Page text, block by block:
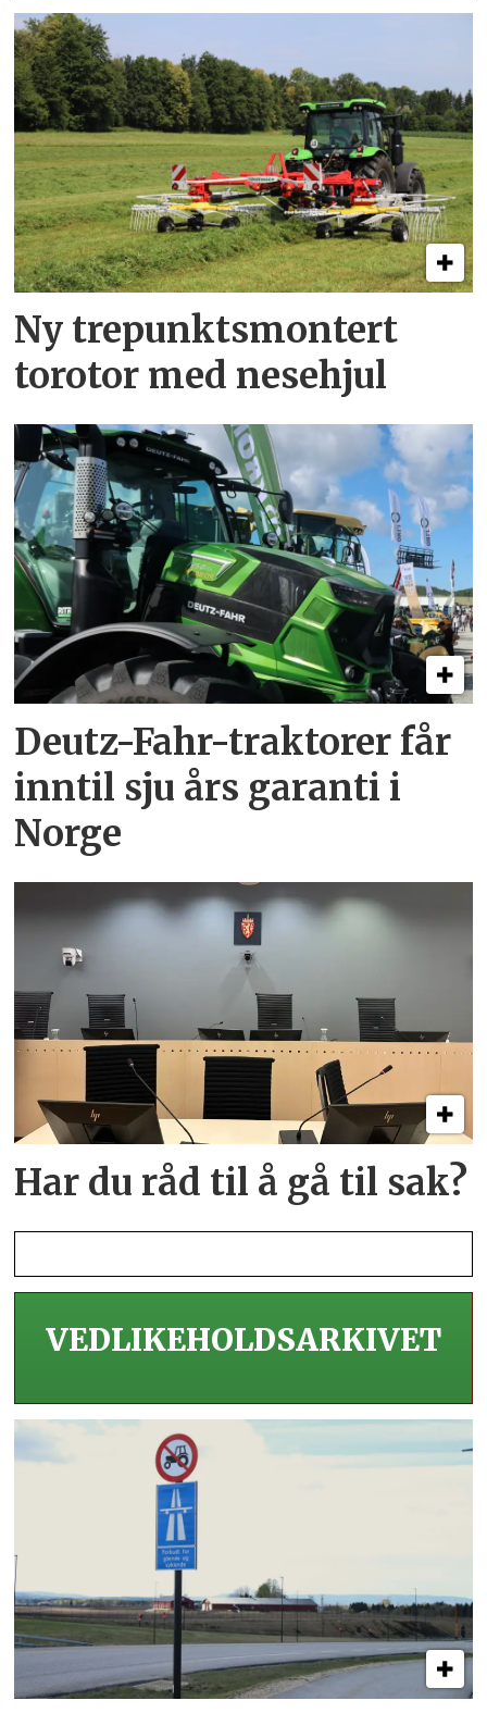
Ny trepunkts­montert
torotor med nesehjul
Deutz-Fahr-traktorer får
inntil sju års garanti i
Norge
Har du råd til å gå til sak?
VEDLIKEHOLDS­ARKIVET